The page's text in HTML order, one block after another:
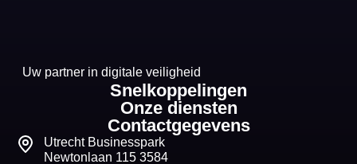
Uw partner in digitale veiligheid
Snelkoppelingen
Onze diensten
Contactgegevens
Utrecht Businesspark
Newtonlaan 115 3584